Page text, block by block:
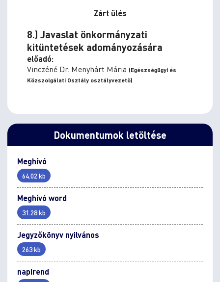
Zárt ülés
8.) Javaslat önkormányzati
kitüntetések adományozására
előadó:
Vinczéné Dr. Menyhárt Mária (Egészségügyi és
Közszolgálati Osztály osztályvezető)
Dokumentumok letöltése
Meghívó
64.02 kb
Meghívó word
31.28 kb
Jegyzőkönyv nyilvános
263 kb
napirend